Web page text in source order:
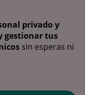
privado y
gestionar tus
sin esperas ni